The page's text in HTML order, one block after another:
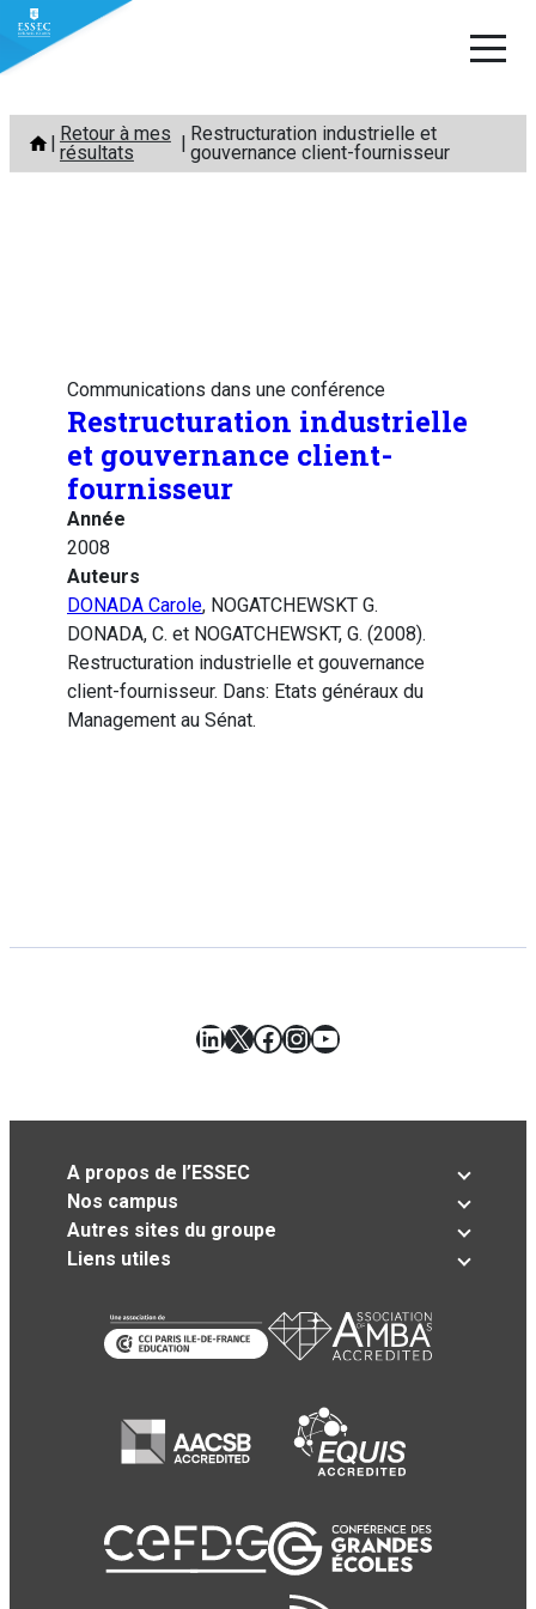
Aller
contenu
Retour à mes
résultats
Restructuration industrielle et
gouvernance client-fournisseur
Communications dans une conférence
Restructuration industrielle
et gouvernance client-
fournisseur
Année
2008
Auteurs
DONADA Carole, NOGATCHEWSKT G.
DONADA, C. et NOGATCHEWSKT, G. (2008).
Restructuration industrielle et gouvernance
client-fournisseur. Dans: Etats généraux du
Management au Sénat.
LinkedIn
X Facebook
Instagram
YouTube
A propos de l’ESSEC
Nos campus
Autres sites du groupe
Liens utiles